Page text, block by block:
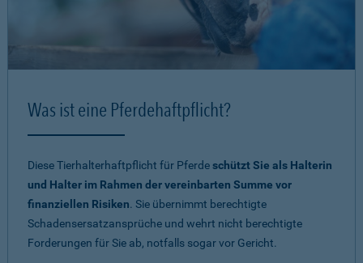
Was ist eine Pferdehaftpflicht?
Diese Tierhalterhaftpflicht für Pferdeschützt Sie als Halterin
und Halter im Rahmen der vereinbarten Summe vor
finanziellen Risiken. Sie übernimmt berechtigte
Schadensersatzansprüche und wehrt nicht berechtigte
Forderungen für Sie ab, notfalls sogar vor Gericht.